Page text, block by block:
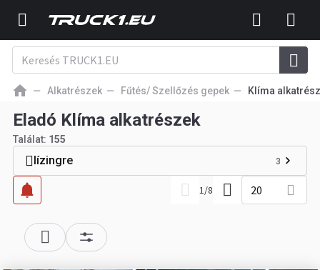
Alkatrészek Fűtés/ Szellőzés gepek Klíma
Eladó Klíma alkatrészek
Találat: 155
lízingre 3
1/8 20